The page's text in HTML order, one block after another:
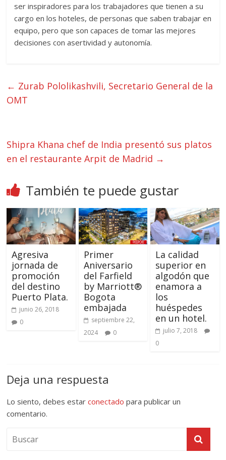
ser inspiradores para los trabajadores que tienen a su
cargo en los hoteles, de personas que saben trabajar en
equipo, pero que son capaces de tomar las mejores
decisiones con asertividad y autonomía.
← Zurab Pololikashvili, Secretario General de la
OMT
Shipra Khana chef de India presentó sus platos
en el restaurante Arpit de Madrid →
También te puede gustar
Agresiva
jornada de
promoción
del destino
Puerto Plata.
junio 26, 2018
0
Primer
Aniversario
del Farfield
by Marriott®
Bogota
embajada
septiembre 22,
2024
0
La calidad
superior en
algodón que
enamora a
los
huéspedes
en un hotel.
julio 7, 2018
0
Deja una respuesta
Lo siento, debes estarconectado para publicar un
comentario.